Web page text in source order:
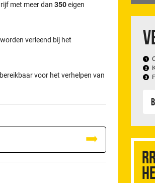
met meer dan 350eigen
verleend bij het
voor het verhelpen van